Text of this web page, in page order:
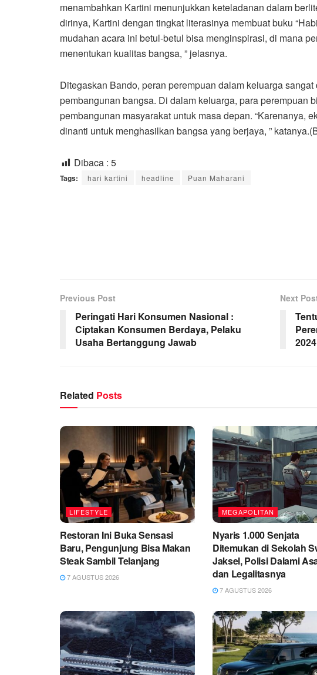
menambahkan Kartini menunjukkan keteladanan dalam
dirinya, Kartini dengan tingkat literasinya membuat buku
mudahan acara ini betul-betul bisa menginspirasi, di mana
menentukan kualitas bangsa, ” jelasnya.
Ditegaskan Bando, peran perempuan dalam keluarga
pembangunan bangsa. Di dalam keluarga, para perempuan
pembangunan masyarakat untuk masa depan. “Karenanya,
dinanti untuk menghasilkan bangsa yang berjaya, ”
Dibaca : 5
Tags: hari kartini headline Puan Maharani
Previous Post
Peringati Hari Konsumen Nasional :
Ciptakan Konsumen Berdaya, Pelaku
Usaha Bertanggung Jawab
Next
2024
Related Posts
LIFESTYLE
Restoran Ini Buka Sensasi
Baru, Pengunjung Bisa Makan
Steak Sambil Telanjang
7 AGUSTUS 2026
MEGAPOLITAN
Nyaris 1.000 Senjata
Ditemukan di Sekolah
Jaksel, Polisi Dalami
dan Legalitasnya
7 AGUSTUS 2026